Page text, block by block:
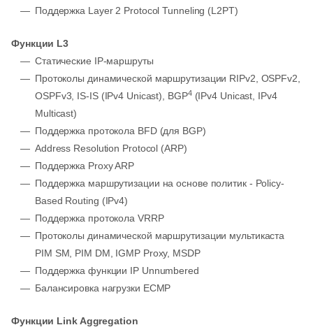
Поддержка Layer 2 Protocol Tunneling (L2PT)
Функции L3
Статические IP-маршруты
Протоколы динамической маршрутизации RIPv2, OSPFv2,
OSPFv3, IS-IS (IPv4 Unicast), BGP4(IPv4 Unicast, IPv4
Multicast)
Поддержка протокола BFD (для BGP)
Address Resolution Protocol (ARP)
Поддержка Proxy ARP
Поддержка маршрутизации на основе политик - Policy-
Based Routing (IPv4)
Поддержка протокола VRRP
Протоколы динамической маршрутизации мультикаста
PIM SM, PIM DM, IGMP Proxy, MSDP
Поддержка функции IP Unnumbered
Балансировка нагрузки ECMP
Функции Link Aggregation